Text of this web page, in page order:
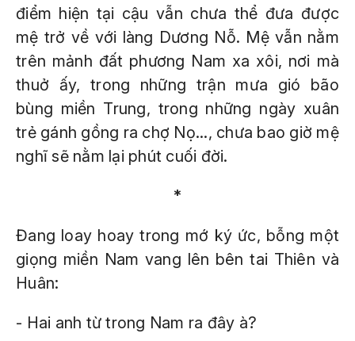
điểm hiện tại cậu vẫn chưa thể đưa được
mệ trở về với làng Dương Nỗ. Mệ vẫn nằm
trên mảnh đất phương Nam xa xôi, nơi mà
thuở ấy, trong những trận mưa gió bão
bùng miền Trung, trong những ngày xuân
trẻ gánh gồng ra chợ Nọ..., chưa bao giờ mệ
nghĩ sẽ nằm lại phút cuối đời.
*
Đang loay hoay trong mớ ký ức, bỗng một
giọng miền Nam vang lên bên tai Thiên và
Huân:
- Hai anh từ trong Nam ra đây à?